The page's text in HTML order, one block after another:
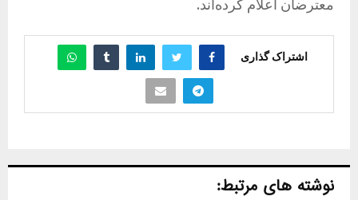
معترضان اعلام کرده‌اند.
اشتراک گذاری
نوشته های مرتبط: